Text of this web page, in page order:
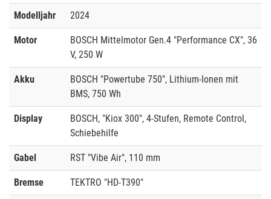
Modelljahr 2024
Motor
BOSCH Mittelmotor Gen.4 "Performance CX", 36
V, 250 W
Akku
BOSCH "Powertube 750", Lithium-Ionen mit
BMS, 750 Wh
Display
BOSCH, "Kiox 300", 4-Stufen, Remote Control,
Schiebehilfe
Gabel RST "Vibe Air", 110 mm
Bremse TEKTRO "HD-T390"